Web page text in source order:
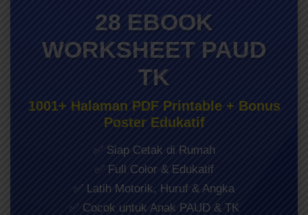
28 EBOOK
WORKSHEET PAUD
TK
1001+ Halaman PDF Printable + Bonus
Poster Edukatif
✅ Siap Cetak di Rumah
✅ Full Color & Edukatif
✅ Latih Motorik, Huruf & Angka
✅ Cocok untuk Anak PAUD & TK